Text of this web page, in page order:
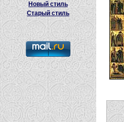
Новый стиль
Старый стиль